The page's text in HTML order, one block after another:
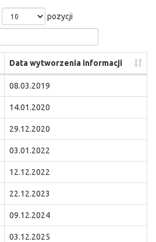
pozycji
Data wytworzenia informacji
08.03.2019
14.01.2020
29.12.2020
03.01.2022
12.12.2022
22.12.2023
09.12.2024
03.12.2025